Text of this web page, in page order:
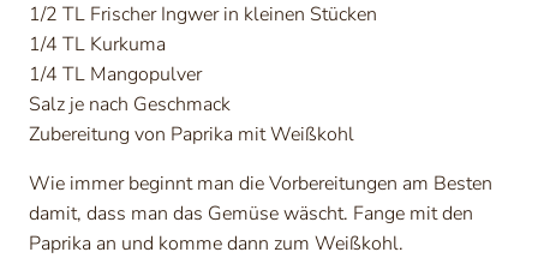
1/2 TL Frischer Ingwer in kleinen Stücken
1/4 TL Kurkuma
1/4 TL Mangopulver
Salz je nach Geschmack
Zubereitung von Paprika mit Weißkohl
Wie immer beginnt man die Vorbereitungen am Besten
damit, dass man das Gemüse wäscht. Fange mit den
Paprika an und komme dann zum Weißkohl.